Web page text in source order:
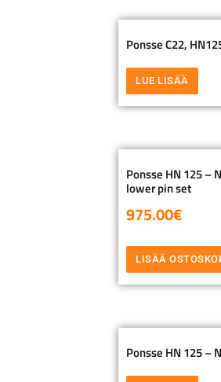
Ponsse C22,
LUE LISÄÄ
Ponsse HN 125
lower pin set
975.00€
LISÄÄ
Ponsse HN 125 –